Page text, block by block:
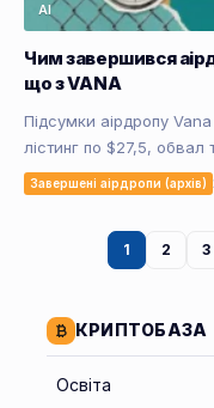
AI
Чим завершився
що з VANA
Підсумки аірдропу
лістинг по $27,5, обвал
Завершені аірдропи (архів)
1 2 3
КРИПТОБАЗА
Освіта